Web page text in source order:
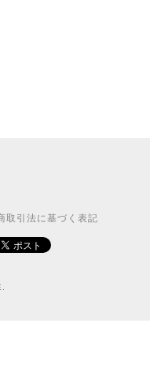
取引法に基づく表記